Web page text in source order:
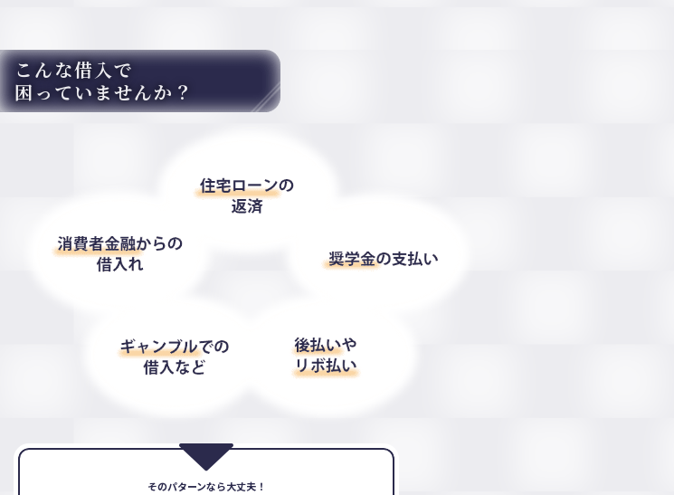
こんな借入で
困っていませんか？
そのパターンなら大丈夫！